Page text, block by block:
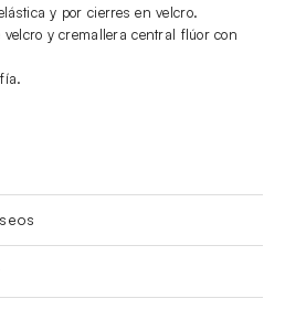
y por cierres en velcro.
velcro y cremallera central flúor con